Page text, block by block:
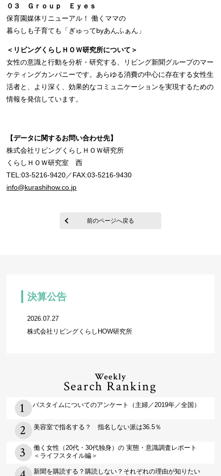
０３ Ｇｒｏｕｐ Ｅｙｅｓ
保育園媒体リニューアル！ 働くママの
暮らしも子育ても「ぎゅってbyあんふぁん」
＜リビングくらしＨＯＷ研究所について＞
女性の意識と行動を分析・研究する、リビング新聞グループのマー
ケティングカンパニーです。あらゆる消費の中心に存在する女性生
活者と、より深く、効果的なコミュニケーションを実現するための
情報を発信しています。
【データに関するお問い合わせ先】
株式会社リビングくらしＨＯＷ研究所
くらしＨＯＷ研究室 西
TEL:03-5216-9420／FAX:03-5216-9430
info@kurashihow.co.jp
前のページへ戻る
決算公告
2026.07.27
株式会社リビングくらしHOW研究所
Weekly
Search Ranking
バスタイムについてのアンケート（主婦／2019年／全国）
美容室で指名する？ 指名しない派は36.5％
働く女性（20代・30代独身）の 実態・意識調査レポート
＜ライフスタイル編＞
新聞を購読する？購読しない？それぞれの理由が知りたい